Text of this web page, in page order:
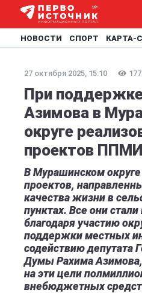
НОВОСТИ СПОРТ КАРТА-
27 октября 2025, 15:10
При
Азимова в
округе
проектов ППМИ
В Мурашинском
проектов,
качества жизни в
пунктах. Все они
благодаря участию
поддержки местных
содействию депутата
Думы Рахима
на эти цели
внебюджетных